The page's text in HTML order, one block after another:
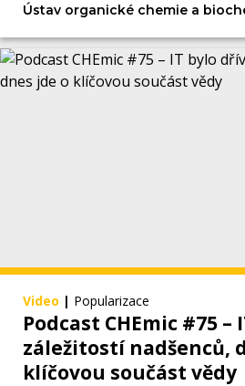
Ústav organické chemie a
Video | Popularizace
Podcast CHEmic #75
záležitostí nadšenců,
klíčovou součást vědy